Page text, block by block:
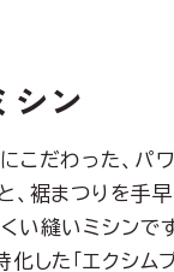
シン
こだわった、パ
、裾まつりを手
い縫いミシンです
した「エクシム